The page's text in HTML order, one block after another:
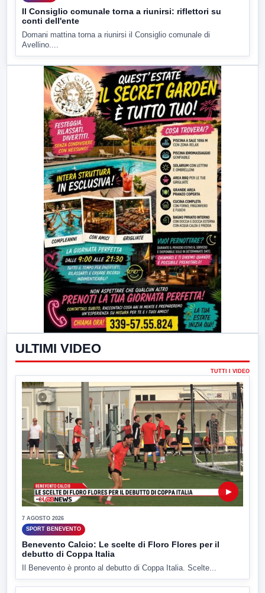
Il Consiglio comunale torna a riunirsi: riflettori su
conti dell'ente
Domani mattina torna a riunirsi il Consiglio comunale di
Avellino....
ULTIMI VIDEO
TUTTI I VIDEO
▶
7 AGOSTO 2026
SPORT BENEVENTO
Benevento Calcio: Le scelte di Floro Flores per il
debutto di Coppa Italia
Il Benevento è pronto al debutto di Coppa Italia. Scelte...